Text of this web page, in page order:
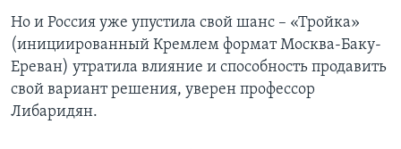
Но и Россия уже упустила свой шанс – «Тройка»
(инициированный Кремлем формат Москва-Баку-
Ереван) утратила влияние и способность продавить
свой вариант решения, уверен профессор
Либаридян.